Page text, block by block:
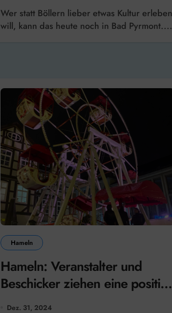
Wer statt Böllern lieber etwas Kultur erleben
will, kann das heute noch in Bad Pyrmont....
Hameln
Hameln: Veranstalter und
Beschicker ziehen eine positive
Bilanz des Weihnachtsmarktes
Dez. 31, 2024